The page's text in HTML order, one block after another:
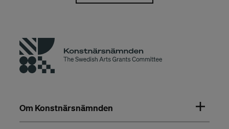
Om Konstnärsnämnden